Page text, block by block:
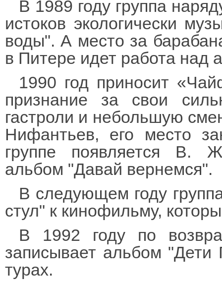
В 1989 году группа
истоков экологически
воды". А место за
в Питере идет работа над
1990 год приносит
признание за свои
гастроли и небольшую
Нифантьев, его место
группе появляется В.
альбом "Давай вернемся".
В следующем году
стул" к кинофильму,
В 1992 году по
записывает альбом
турах.